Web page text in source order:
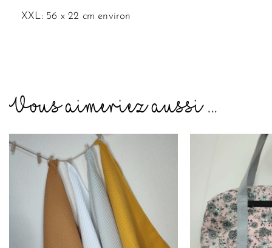
XXL: 56 x 22 cm environ
Vous aimeriez aussi ...
variations.
options